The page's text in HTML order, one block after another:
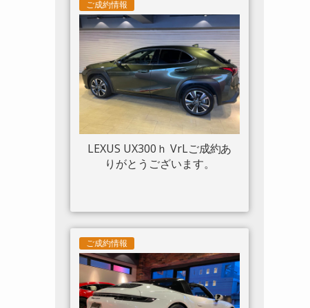
ボンサイドエアスプリッター
カーボンエンジンルーム パッ
センジャーディスプレイ アダ
プティブヘッドライトシステ
ム 入庫しました。
ご成約情報
LEXUS UX300ｈ VrLご成約あ
りがとうございます。
ご成約情報